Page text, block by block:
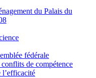
du Palais du
fédérale
de compétence